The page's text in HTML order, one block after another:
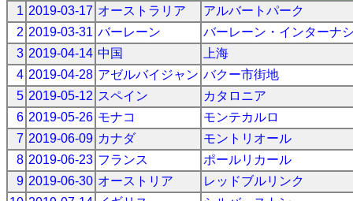
1 2019-03-17 オーストラリア
アルバートパーク
2 2019-03-31 バーレーン
バーレーン・インターナ
3 2019-04-14 中国
上海
4 2019-04-28 アゼルバイジャン バクー市街地
5 2019-05-12 スペイン
カタロニア
6 2019-05-26 モナコ
モンテカルロ
7 2019-06-09 カナダ
モントリオール
8 2019-06-23 フランス
ポールリカール
9 2019-06-30 オーストリア
レッドブルリンク